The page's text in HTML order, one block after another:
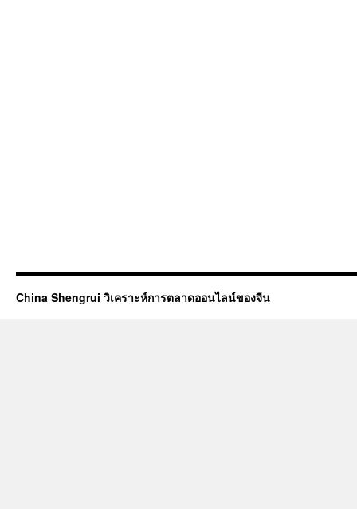
China Shengrui วิเคราะห์การตลาดออนไลน์ของจีน